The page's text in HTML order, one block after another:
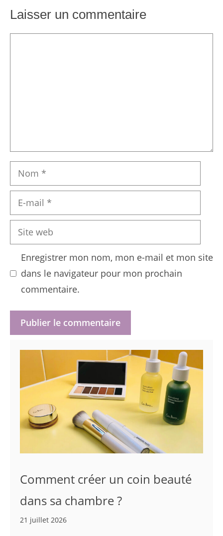
220,00 €.186,99 €.
Laisser un commentaire
Nom
mail
Site
web
Enregistrer mon nom, mon e-mail et mon site
dans le navigateur pour mon prochain
commentaire.
Comment créer un coin beauté
dans sa chambre ?
21 juillet 2026